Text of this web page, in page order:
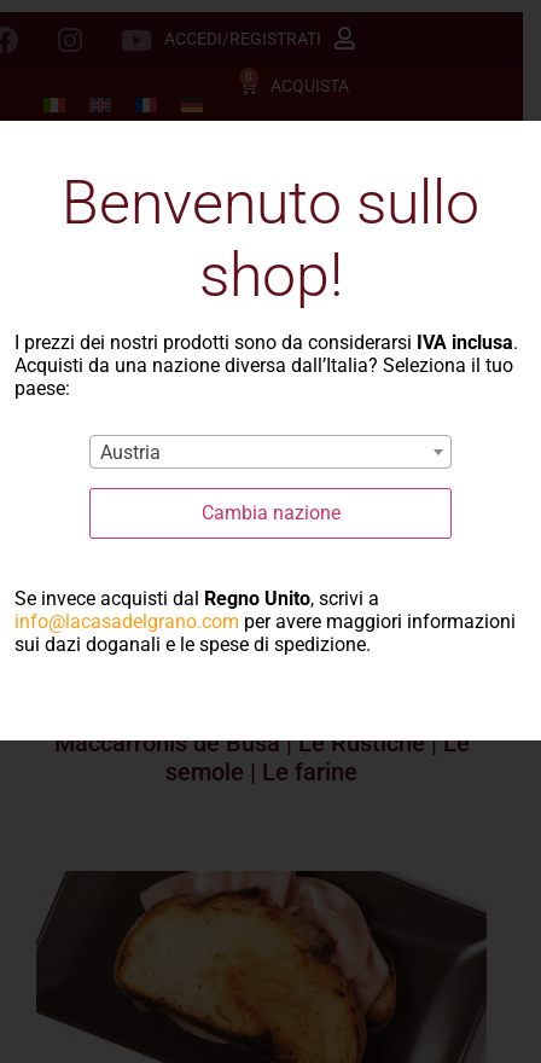
ACCEDI/REGISTRATI
0 ACQUISTA
Ricette di primi
piatti sardi
Maccarronis de Busa|Le Rustiche|Le
semole | Le farine
Benvenuto sullo
shop!
I prezzi dei nostri prodotti sono da considerarsi IVA inclusa.
Acquisti da una nazione diversa dall’Italia? Seleziona il tuo
paese:
Austria
Cambia nazione
Se invece acquisti dal Regno Unito, scrivi a
info@lacasadelgrano.com per avere maggiori informazioni
sui dazi doganali e le spese di spedizione.